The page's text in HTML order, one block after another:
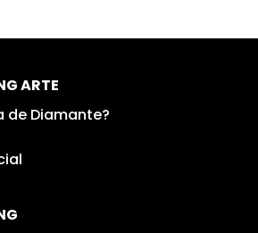
ARTE
de Diamante?